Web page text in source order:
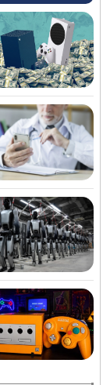
در سال اول
اقدام قابل توجه
های پایه
برزگر: همای
از هفته پنجم